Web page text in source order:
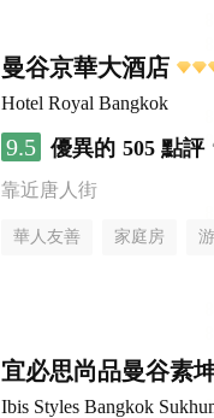
曼谷京華大酒店
Hotel Royal Bangkok
9.5 優異的 505 點評
靠近唐人街
華人友善 家庭房
宜必思尚品曼谷素
Ibis Styles Bangkok